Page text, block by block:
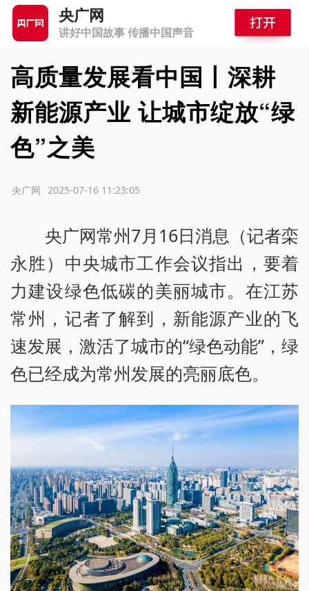
央广网
讲好中国故事 传播中国声音
高质量发展看中国丨深耕
新能源产业 让城市绽放“绿
色”之美
2025-07-16 11:23:05
央广网
央广网常州7月16日消息（记者栾
永胜）中央城市工作会议指出，要着
力建设绿色低碳的美丽城市。在江苏
常州，记者了解到，新能源产业的飞
速发展，激活了城市的“绿色动能”，绿
色已经成为常州发展的亮丽底色。